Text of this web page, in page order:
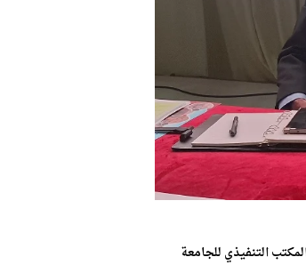
التنفيذي للجامعة